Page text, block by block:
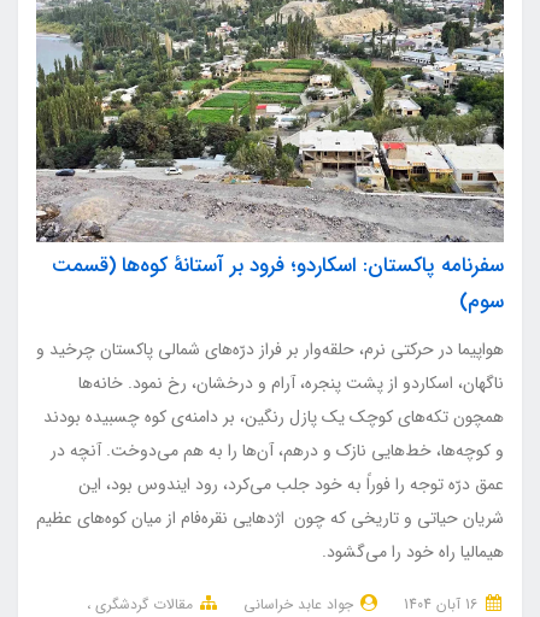
سفرنامه پاکستان: اسکاردو؛ فرود بر آستانهٔ کوه‌ها (قسمت
سوم)
هواپیما در حرکتی نرم، حلقه‌وار بر فراز درّه‌های شمالی پاکستان چرخید و
ناگهان، اسکاردو از پشت پنجره، آرام و درخشان، رخ نمود. خانه‌ها
همچون تکه‌های کوچک یک پازل رنگین، بر دامنه‌ی کوه چسبیده بودند
و کوچه‌ها، خط‌هایی نازک و درهم، آن‌ها را به هم می‌دوخت. آنچه در
عمق درّه توجه را فوراً به خود جلب می‌کرد، رود ایندوس بود، این
شریان حیاتی و تاریخی که چون اژدهایی نقره‌فام از میان کوه‌های عظیم
هیمالیا راه خود را می‌گشود.
جواد عابد خراسانی
مقالات گردشگری